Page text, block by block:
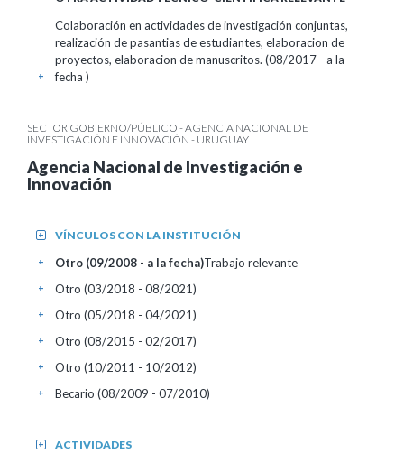
Colaboración en actividades de investigación conjuntas,
realización de pasantias de estudiantes, elaboracion de
proyectos, elaboracion de manuscritos. (08/2017 - a la
fecha )
+
SECTOR GOBIERNO/PÚBLICO - AGENCIA NACIONAL DE
INVESTIGACIÓN E INNOVACIÓN - URUGUAY
Agencia Nacional de Investigación e
Innovación
VÍNCULOS CON LA INSTITUCIÓN
+
Otro (09/2008 - a la fecha)Trabajo relevante
+
Otro (03/2018 - 08/2021)
+
Otro (05/2018 - 04/2021)
+
Otro (08/2015 - 02/2017)
+
Otro (10/2011 - 10/2012)
+
Becario (08/2009 - 07/2010)
+
ACTIVIDADES
+